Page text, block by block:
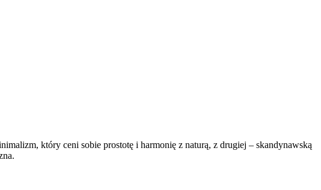
który ceni sobie prostotę i harmonię z naturą, z drugiej – skandynawską